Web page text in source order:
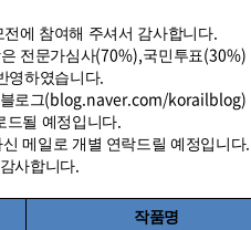
에 참여해 주셔서 감사합니다.
전문가심사(70%),국민투표(30%)
영하였습니다.
로그(blog.naver.com/korailblog)
드될 예정입니다.
메일로 개별 연락드릴 예정입니다.
감사합니다.
작품명